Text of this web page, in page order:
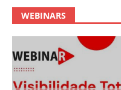
WEBINARS